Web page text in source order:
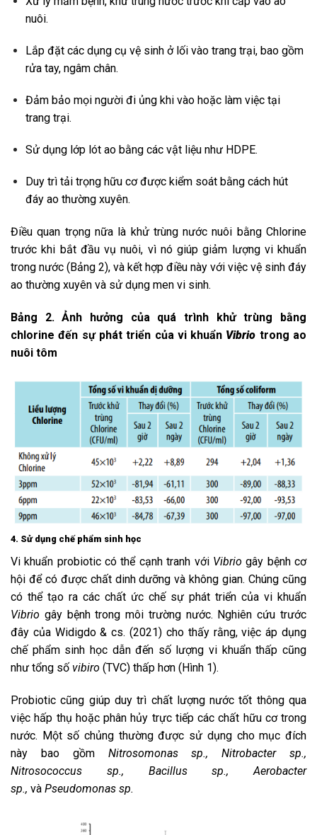
nuôi.
Lắp đặt các dụng cụ vệ sinh ở lối vào trang trại, bao gồm
rửa tay, ngâm chân.
Đảm bảo mọi người đi ủng khi vào hoặc làm việc tại
trang trại.
Sử dụng lớp lót ao bằng các vật liệu như HDPE.
Duy trì tải trọng hữu cơ được kiểm soát bằng cách hút
đáy ao thường xuyên.
Điều quan trọng nữa là khử trùng nước nuôi bằng Chlorine
trước khi bắt đầu vụ nuôi, vì nó giúp giảm lượng vi khuẩn
trong nước (Bảng 2), và kết hợp điều này với việc vệ sinh đáy
ao thường xuyên và sử dụng men vi sinh.
Bảng 2. Ảnh hưởng của quá trình khử trùng bằng
chlorine đến sự phát triển của vi khuẩn Vibrio trong ao
nuôi tôm
4. Sử dụng chế phẩm sinh học
Vi khuẩn probiotic có thể cạnh tranh với Vibrio gây bệnh cơ
hội để có được chất dinh dưỡng và không gian. Chúng cũng
có thể tạo ra các chất ức chế sự phát triển của vi khuẩn
Vibrio gây bệnh trong môi trường nước. Nghiên cứu trước
đây của Widigdo & cs. (2021) cho thấy rằng, việc áp dụng
chế phẩm sinh học dẫn đến số lượng vi khuẩn thấp cũng
như tổng số vibiro (TVC) thấp hơn (Hình 1).
Probiotic cũng giúp duy trì chất lượng nước tốt thông qua
việc hấp thụ hoặc phân hủy trực tiếp các chất hữu cơ trong
nước. Một số chủng thường được sử dụng cho mục đích
này bao gồm Nitrosomonas sp., Nitrobacter sp.,
Nitrosococcus sp., Bacillus sp., Aerobacter
sp., và Pseudomonas sp.